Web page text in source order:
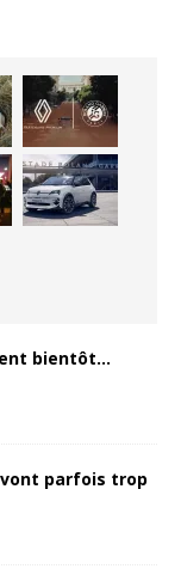
bientôt…
vont parfois trop